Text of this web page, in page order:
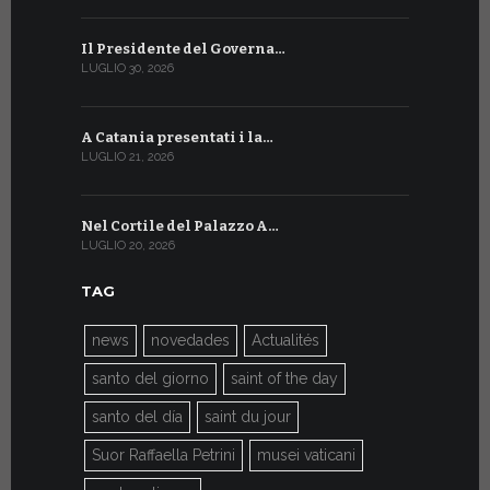
Il Presidente del Governa…
LUGLIO 30, 2026
A Catania presentati i la…
LUGLIO 21, 2026
Nel Cortile del Palazzo A…
LUGLIO 20, 2026
TAG
news novedades Actualités
santo del giorno saint of the day
santo del día saint du jour
Suor Raffaella Petrini musei vaticani